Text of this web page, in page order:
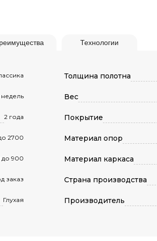
Технологии
недель
2 года
2700
до 900
заказ
Глухая
Толщина полотна
Вес
Покрытие
Материал опор
Материал каркаса
Страна производства
Производитель